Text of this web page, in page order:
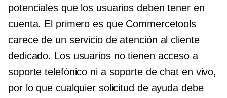
potenciales que los usuarios deben tener en
cuenta. El primero es que Commercetools
carece de un servicio de atención al cliente
dedicado. Los usuarios no tienen acceso a
soporte telefónico ni a soporte de chat en vivo,
por lo que cualquier solicitud de ayuda debe